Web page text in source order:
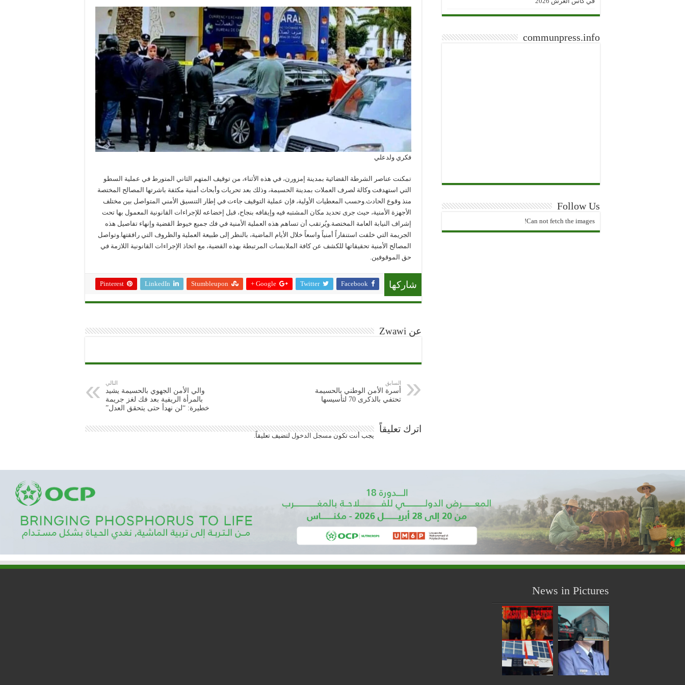
فكري ولدعلي
تمكنت عناصر الشرطة القضائية بمدينة إمزورن، في هذه الأثناء، من توقيف المتهم الثاني المتورط في عملية السطو
التي استهدفت وكالة لصرف العملات بمدينة الحسيمة، وذلك بعد تحريات وأبحاث أمنية مكثفة باشرتها المصالح المختصة
منذ وقوع الحادث.وحسب المعطيات الأولية، فإن عملية التوقيف جاءت في إطار التنسيق الأمني المتواصل بين مختلف
الأجهزة الأمنية، حيث جرى تحديد مكان المشتبه فيه وإيقافه بنجاح، قبل إخضاعه للإجراءات القانونية المعمول بها تحت
إشراف النيابة العامة المختصة.ويُرتقب أن تساهم هذه العملية الأمنية في فك جميع خيوط القضية وإنهاء تفاصيل هذه
الجريمة التي خلفت استنفاراً أمنياً واسعاً خلال الأيام الماضية، بالنظر إلى طبيعة العملية والظروف التي رافقتها.وتواصل
المصالح الأمنية تحقيقاتها للكشف عن كافة الملابسات المرتبطة بهذه القضية، مع اتخاذ الإجراءات القانونية اللازمة في
حق الموقوفين.
شاركها Facebook
Twitter
Google +
Stumbleupon
LinkedIn
Pinterest
عن Zwawi
السابق
أسرة الأمن الوطني بالحسيمة
تحتفي بالذكرى 70 لتأسيسها
التالي
والي الأمن الجهوي بالحسيمة يشيد
بالمرأة الريفية بعد فك لغز جريمة
خطيرة: “لن نهدأ حتى يتحقق العدل”
اترك تعليقاً
يجب أنت تكون مسجل الدخول لتضيف تعليقاً.
communpress.info
Follow Us
Can not fetch the images!
News in Pictures